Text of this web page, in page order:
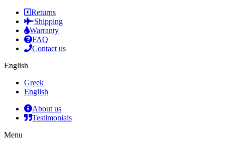
Returns
Shipping
Warranty
FAQ
Contact us
English
Greek
English
About us
Testimonials
Menu